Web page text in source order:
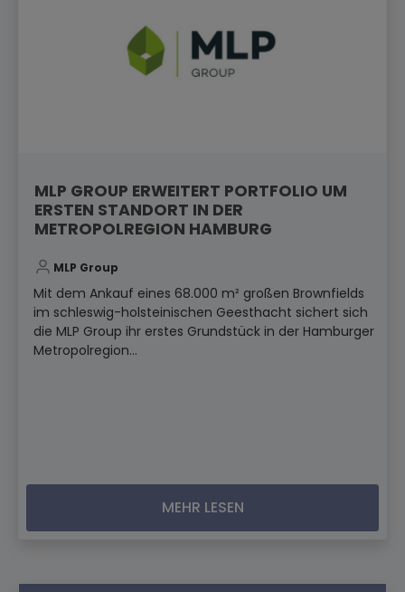
MLP GROUP ERWEITERT PORTFOLIO UM
ERSTEN STANDORT IN DER
METROPOLREGION HAMBURG
MLP Group
Mit dem Ankauf eines 68.000 m² großen Brownfields
im schleswig-holsteinischen Geesthacht sichert sich
die MLP Group ihr erstes Grundstück in der Hamburger
Metropolregion...
MEHR LESEN